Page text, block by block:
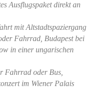
Ausflugspaket direkt an
mit Altstadtspaziergang
Fahrrad, Budapest bei
in einer ungarischen
Fahrrad oder Bus,
im Wiener Palais